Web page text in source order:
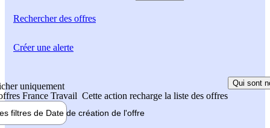
Rechercherdes offres
uniquement
France Travail Cette action recharge la liste des offres
Qui sont
filtres de Date de création de l'offre
Créer une alerte